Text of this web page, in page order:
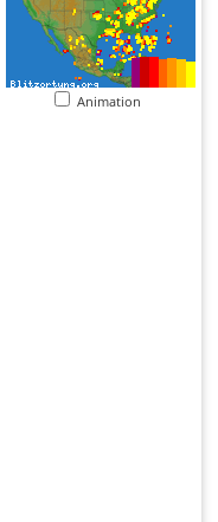
Animation